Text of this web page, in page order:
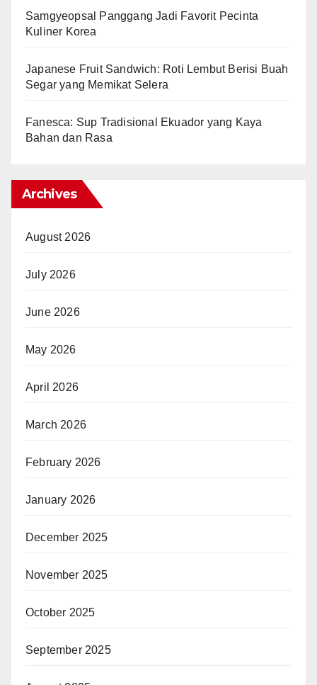
Samgyeopsal Panggang Jadi Favorit Pecinta
Kuliner Korea
Japanese Fruit Sandwich: Roti Lembut Berisi Buah
Segar yang Memikat Selera
Fanesca: Sup Tradisional Ekuador yang Kaya
Bahan dan Rasa
Archives
August 2026
July 2026
June 2026
May 2026
April 2026
March 2026
February 2026
January 2026
December 2025
November 2025
October 2025
September 2025